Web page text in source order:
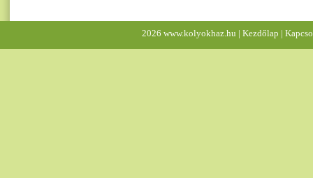
2026 www.kolyokhaz.hu | Kezdőlap |